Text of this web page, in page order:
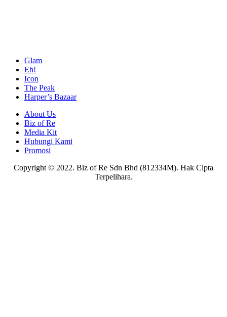
Glam
Eh!
Icon
The Peak
Harper’s Bazaar
About Us
Biz of Re
Media Kit
Hubungi Kami
Promosi
Copyright © 2022. Biz of Re Sdn Bhd (812334M). Hak Cipta
Terpelihara.